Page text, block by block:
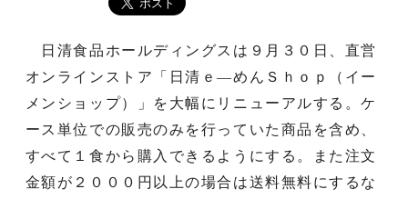
日清食品ホールディングスは９月３０日、直営
オンラインストア「日清ｅ―めんＳｈｏｐ（イー
メンショップ）」を大幅にリニューアルする。ケ
ース単位での販売のみを行っていた商品を含め、
すべて１食から購入できるようにする。また注文
金額が２０００円以上の場合は送料無料にするな